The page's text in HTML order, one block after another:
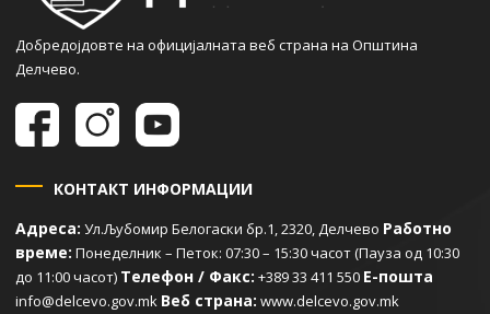
Добредојдовте на официјалната веб страна на Општина
Делчево.
КОНТАКТ ИНФОРМАЦИИ
Адреса: Ул.Љубомир Белогаски бр.1, 2320, Делчево Работно
време: Понеделник – Петок: 07:30 – 15:30 часот (Пауза од 10:30
до 11:00 часот) Телефон / Факс: +389 33 411 550 Е-пошта
info@delcevo.gov.mk Веб страна: www.delcevo.gov.mk